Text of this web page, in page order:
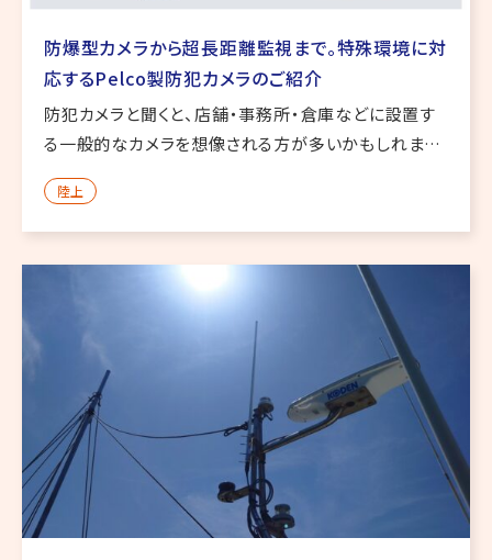
防爆型カメラから超長距離監視まで。特殊環境に対
応するPelco製防犯カメラのご紹介
防犯カメラと聞くと、店舗・事務所・倉庫などに設置す
る一般的なカメラを想像される方が多いかもしれませ
ん。 しかし、実際の現場では、通常の防犯カメラでは対
応が難しい環境があります。 たとえば、可燃性ガスや粉
塵が発生する工場・ […]
陸上